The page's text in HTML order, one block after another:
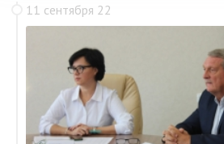
11 сентября 22